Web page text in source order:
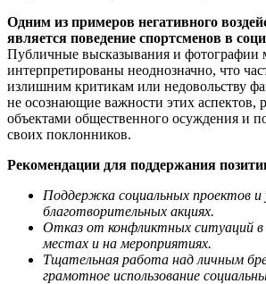
Одним из примеров негативного
является поведение спортсменов в
Публичные высказывания и фотографии
интерпретированы неоднозначно, что
излишним критикам или недовольству
не осознающие важности этих аспектов,
объектами общественного осуждения и
своих поклонников.
Рекомендации для поддержания
Поддержка социальных проектов и
благотворительных акциях.
Отказ от конфликтных ситуаций
местах и на мероприятиях.
Тщательная работа над личным
грамотное использование